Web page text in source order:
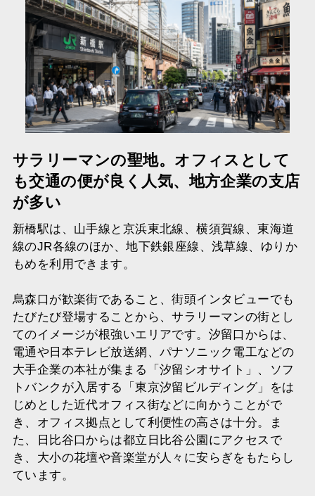
サラリーマンの聖地。オフィスとして
も交通の便が良く人気、地方企業の支店
が多い
新橋駅は、山手線と京浜東北線、横須賀線、東海道
線のJR各線のほか、地下鉄銀座線、浅草線、ゆりか
もめを利用できます。
烏森口が歓楽街であること、街頭インタビューでも
たびたび登場することから、サラリーマンの街とし
てのイメージが根強いエリアです。汐留口からは、
電通や日本テレビ放送網、パナソニック電工などの
大手企業の本社が集まる「汐留シオサイト」、ソフ
トバンクが入居する「東京汐留ビルディング」をは
じめとした近代オフィス街などに向かうことがで
き、オフィス拠点として利便性の高さは十分。ま
た、日比谷口からは都立日比谷公園にアクセスで
き、大小の花壇や音楽堂が人々に安らぎをもたらし
ています。